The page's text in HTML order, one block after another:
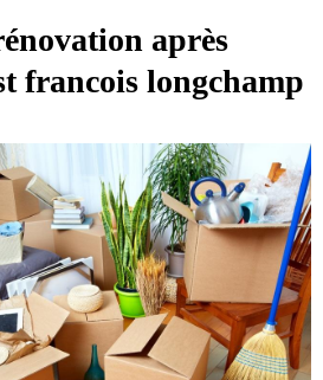
après
francois longchamp